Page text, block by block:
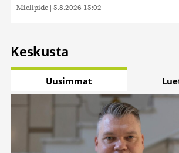
Mielipide | 5.8.2026 15:02
Keskusta
Uusimmat